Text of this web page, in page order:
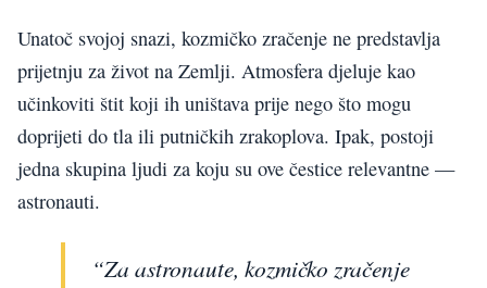
Unatoč svojoj snazi, kozmičko zračenje ne predstavlja
prijetnju za život na Zemlji. Atmosfera djeluje kao
učinkoviti štit koji ih uništava prije nego što mogu
doprijeti do tla ili putničkih zrakoplova. Ipak, postoji
jedna skupina ljudi za koju su ove čestice relevantne —
astronauti.
“Za astronaute, kozmičko zračenje